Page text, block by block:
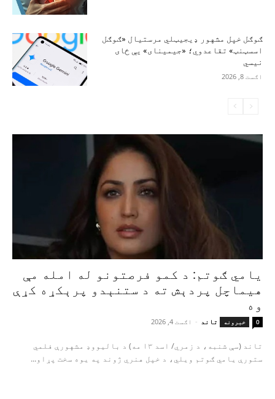
ګوګل خپل مشهور ډیجیټلي مرستیال «ګوګل
اسسټنټ» تقاعدوي؛ «جیمینای» یې ځای
نیسي
اګست 8, 2026
یامي ګوتم: د کمو فرصتونو له امله مې
هیماچل پردېش ته د ستنېدو پرېکړه کړې
وه
خبرونه تاند - اګست 4, 2026 0
تاند (سې شنبه، د زمري/ اسد ۱۳ مه) د بالیووډ مشهورې فلمي
ستورې یامي ګوتم ویلي، د خپل هنري ژوند په یوه سخت پړاو...